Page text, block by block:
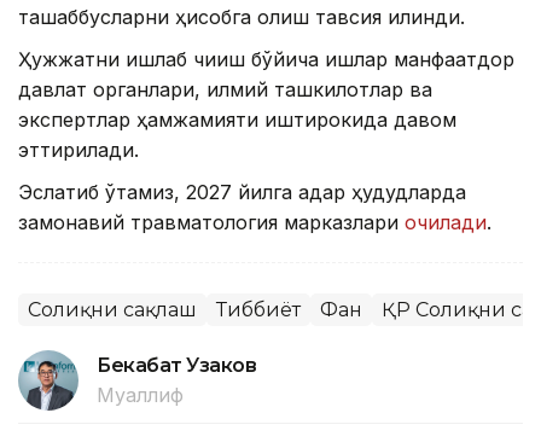
ташаббусларни ҳисобга олиш тавсия қилинди.
Ҳужжатни ишлаб чиқиш бўйича ишлар манфаатдор
давлат органлари, илмий ташкилотлар ва
экспертлар ҳамжамияти иштирокида давом
эттирилади.
Эслатиб ўтамиз, 2027 йилга қадар ҳудудларда
замонавий травматология марказлари очилади.
Соғлиқни сақлаш Тиббиёт Фан ҚР Соғлиқни
Бекабат Узаков
Муаллиф